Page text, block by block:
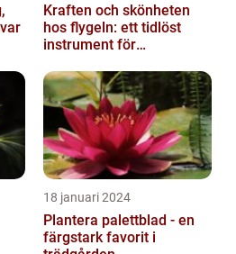
Kraften och skönheten
hos flygeln: ett tidlöst
instrument för
18 januari 2024
Plantera palettblad - en
färgstark favorit i